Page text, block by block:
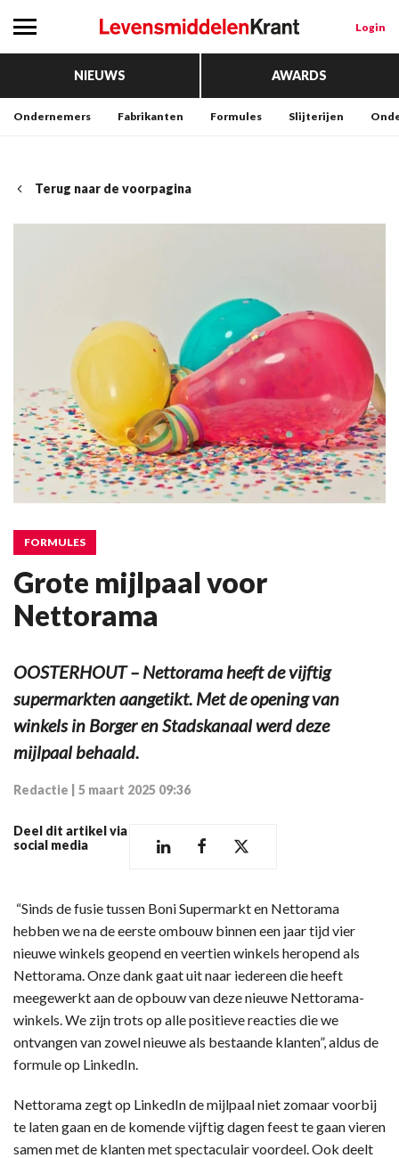
Login
NIEUWS AWARDS
Ondernemers Fabrikanten Formules Slijterijen
Terug naar de voorpagina
FORMULES
Grote mijlpaal voor
Nettorama
OOSTERHOUT – Nettorama heeft de vijftig
supermarkten aangetikt. Met de opening van
winkels in Borger en Stadskanaal werd deze
mijlpaal behaald.
Redactie 5 maart 2025 09:36
Deel dit artikel via
social media
“Sinds de fusie tussen Boni Supermarkt en Nettorama
hebben we na de eerste ombouw binnen een jaar tijd vier
nieuwe winkels geopend en veertien winkels heropend als
Nettorama. Onze dank gaat uit naar iedereen die heeft
meegewerkt aan de opbouw van deze nieuwe Nettorama-
winkels. We zijn trots op alle positieve reacties die we
ontvangen van zowel nieuwe als bestaande klanten”, aldus de
formule op LinkedIn.
Nettorama zegt op LinkedIn de mijlpaal niet zomaar voorbij
te laten gaan en de komende vijftig dagen feest te gaan vieren
samen met de klanten met spectaculair voordeel. Ook deelt